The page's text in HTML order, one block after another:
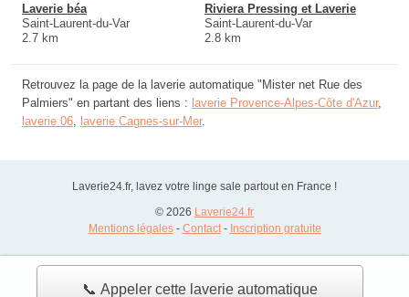
📞 Appeler cette laverie automatique
Laverie béa
Saint-Laurent-du-Var
2.7 km
Riviera Pressing et Laverie
Saint-Laurent-du-Var
2.8 km
Retrouvez la page de la laverie automatique "Mister net Rue des
Palmiers" en partant des liens : laverie Provence-Alpes-Côte d'Azur,
laverie 06 laverie Cagnes-sur-Mer.
Laverie24.fr, lavez votre linge sale partout en France !
© 2026 Laverie24.fr
Mentions légales- Contact- Inscription gratuite